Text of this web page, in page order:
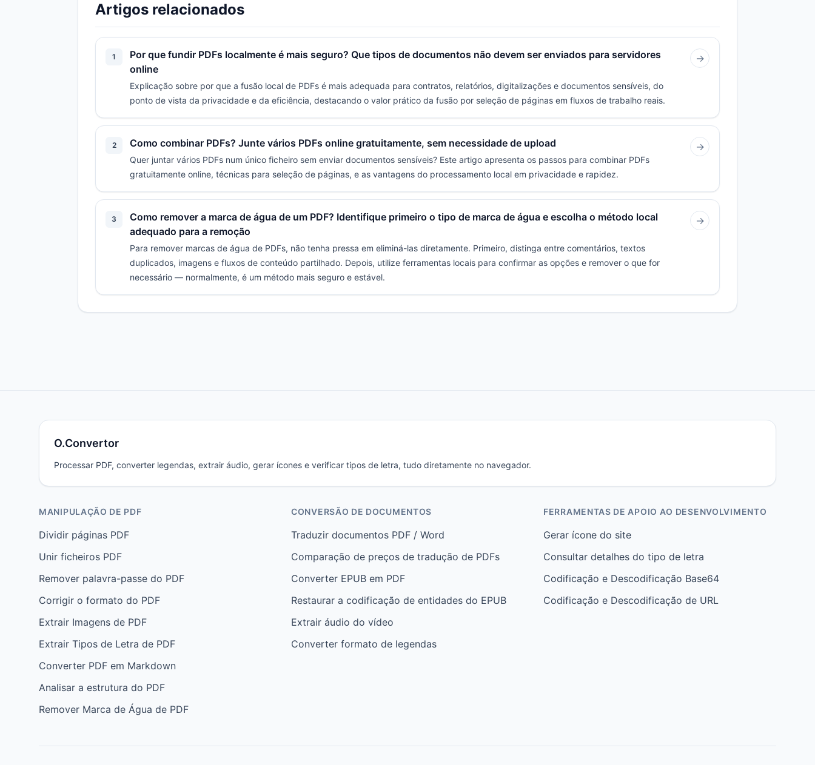
Artigos relacionados
1
Por que fundir PDFs localmente é mais seguro? Que tipos de documentos não devem ser enviados para servidores
online
Explicação sobre por que a fusão local de PDFs é mais adequada para contratos, relatórios, digitalizações e documentos sensíveis, do
ponto de vista da privacidade e da eficiência, destacando o valor prático da fusão por seleção de páginas em fluxos de trabalho reais.
→
2 Como combinar PDFs? Junte vários PDFs online gratuitamente, sem necessidade de upload
Quer juntar vários PDFs num único ficheiro sem enviar documentos sensíveis? Este artigo apresenta os passos para combinar PDFs
gratuitamente online, técnicas para seleção de páginas, e as vantagens do processamento local em privacidade e rapidez.
→
3
Como remover a marca de água de um PDF? Identifique primeiro o tipo de marca de água e escolha o método local
adequado para a remoção
Para remover marcas de água de PDFs, não tenha pressa em eliminá-las diretamente. Primeiro, distinga entre comentários, textos
duplicados, imagens e fluxos de conteúdo partilhado. Depois, utilize ferramentas locais para confirmar as opções e remover o que for
necessário — normalmente, é um método mais seguro e estável.
→
O.Convertor
Processar PDF, converter legendas, extrair áudio, gerar ícones e verificar tipos de letra, tudo diretamente no navegador.
MANIPULAÇÃO DE PDF
Dividir páginas PDF
Unir ficheiros PDF
Remover palavra-passe do PDF
Corrigir o formato do PDF
Extrair Imagens de PDF
Extrair Tipos de Letra de PDF
Converter PDF em Markdown
Analisar a estrutura do PDF
Remover Marca de Água de PDF
CONVERSÃO DE DOCUMENTOS
Traduzir documentos PDF / Word
Comparação de preços de tradução de PDFs
Converter EPUB em PDF
Restaurar a codificação de entidades do EPUB
Extrair áudio do vídeo
Converter formato de legendas
FERRAMENTAS DE APOIO AO DESENVOLVIMENTO
Gerar ícone do site
Consultar detalhes do tipo de letra
Codificação e Descodificação Base64
Codificação e Descodificação de URL